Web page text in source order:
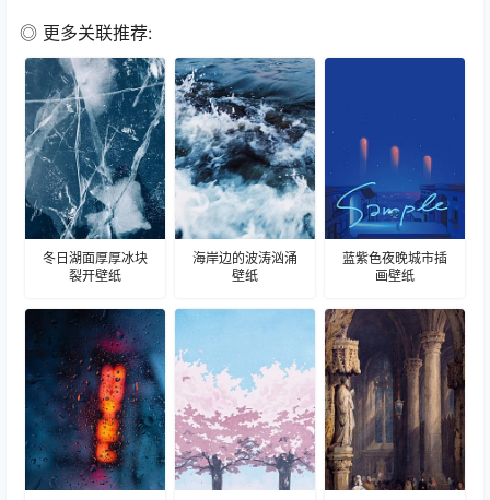
◎ 更多关联推荐:
冬日湖面厚厚冰块
裂开壁纸
海岸边的波涛汹涌
壁纸
蓝紫色夜晚城市插
画壁纸